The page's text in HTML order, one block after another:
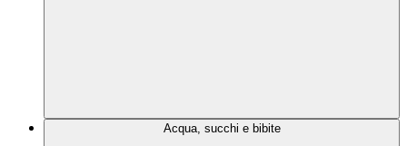
Acqua, succhi e bibite